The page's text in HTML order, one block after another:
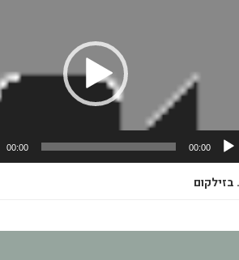
00:00
00:00
בזילקום